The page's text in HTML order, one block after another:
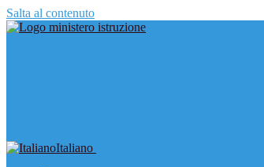
Salta al contenuto
Italiano